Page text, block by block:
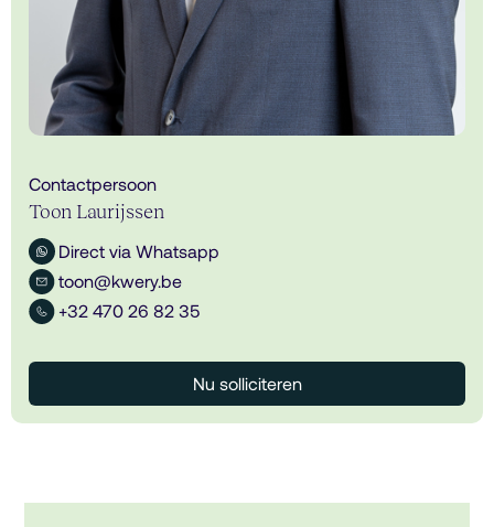
Contactpersoon
Toon Laurijssen
Direct via Whatsapp
toon@kwery.be
+32 470 26 82 35
Nu solliciteren